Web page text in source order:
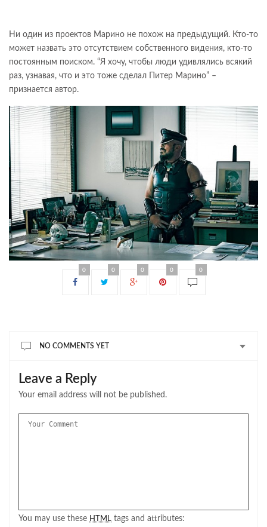
Ни один из проектов Марино не похож на предыдущий. Кто-то
может назвать это отсутствием собственного видения, кто-то
постоянным поиском. “Я хочу, чтобы люди удивлялись всякий
раз, узнавая, что и это тоже сделал Питер Марино” –
признается автор.
0 0 0 0 0
NO COMMENTS YET
Leave a Reply
Your email address will not be published.
You may use these HTML tags and attributes: